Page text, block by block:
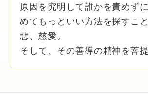
原因を究明して誰かを責めず
めてもっといい方法を探すこ
悲、慈愛。
そして、その善導の精神を菩